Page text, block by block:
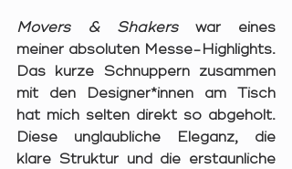
Movers & Shakers war eines
meiner absoluten Messe-Highlights.
Das kurze Schnuppern zusammen
mit den Designer*innen am Tisch
hat mich selten direkt so abgeholt.
Diese unglaubliche Eleganz
klare Struktur und die erstaunliche